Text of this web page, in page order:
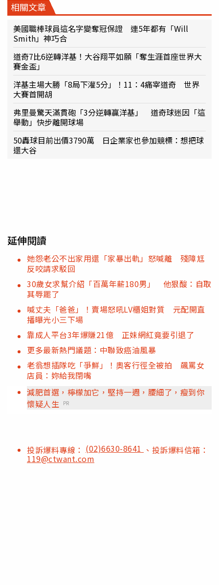
相關文章
美國職棒球員這名字變奪冠保證 連5年都有「Will
Smith」神巧合
道奇7比6逆轉洋基！大谷翔平如願「奪生涯首座世界大
賽金盃」
洋基主場大勝「8局下灌5分」！11：4痛宰道奇 世界
大賽首開胡
弗里曼驚天滿貫砲「3分逆轉贏洋基」 道奇球迷因「這
舉動」快步離開球場
50轟球目前出價3790萬 日企業家也參加競標：想把球
還大谷
延伸閱讀
她怨老公不出家用還「家暴出軌」怒喊離 殘障尪
反咬請求駁回
30歲女求幫介紹「百萬年薪180男」 他狠酸：自取
其辱罷了
喊丈夫「爸爸」！賣場怒吼LV櫃姐對質 元配開直
播曝光小三下場
靠成人平台3年爆賺21億 正妹網紅竟要引退了
更多最新熱門議題：中聯致癌油風暴
老翁想插隊吃「爭鮮」！奧客行徑全被拍 飆罵女
店員：妳給我閉嘴
減肥首選，檸檬加它，堅持一週，腰細了，瘦到你
懷疑人生 PR
投訴爆料專線： (02)6630-8641 、投訴爆料信箱：
119@ctwant.com